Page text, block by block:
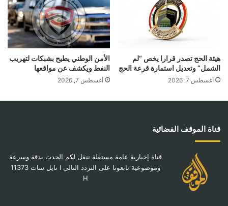
هيئة الحج تصدر قرارا يخص “لم
الشمل” وتعديل استمارة قرعة الحج
أغسطس 7, 2026
الأمن الوطني يطيح بشبكات لتهريب
النفط ويكشف عن مواقعها
أغسطس 7, 2026
قناة الموقف الفضائية
قناة إخبارية عامة مستقلة ننقل لكم الحدث بدقة وسرعة
وموضوعية تابعونا على التردد التالي I نايل سات 11373
H